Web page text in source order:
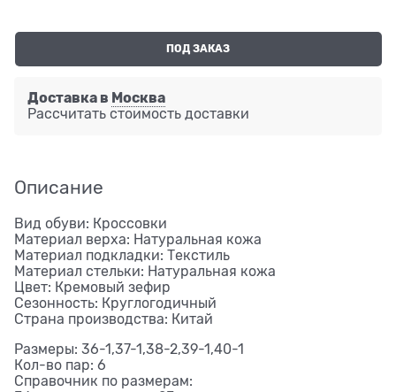
ПОД ЗАКАЗ
Доставка в Москва
Рассчитать стоимость доставки
Описание
Вид обуви: Кроссовки
Материал верха: Натуральная кожа
Материал подкладки: Текстиль
Материал стельки: Натуральная кожа
Цвет: Кремовый зефир
Сезонность: Круглогодичный
Страна производства: Китай
Размеры: 36-1,37-1,38-2,39-1,40-1
Кол-во пар: 6
Справочник по размерам: